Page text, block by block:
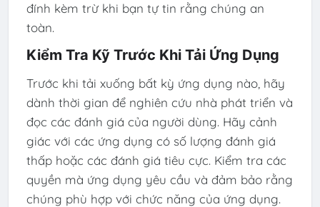
đính kèm trừ khi bạn tự tin rằng chúng an
toàn.
Kiểm Tra Kỹ Trước Khi Tải Ứng Dụng
Trước khi tải xuống bất kỳ ứng dụng nào, hãy
dành thời gian để nghiên cứu nhà phát triển và
đọc các đánh giá của người dùng. Hãy cảnh
giác với các ứng dụng có số lượng đánh giá
thấp hoặc các đánh giá tiêu cực. Kiểm tra các
quyền mà ứng dụng yêu cầu và đảm bảo rằng
chúng phù hợp với chức năng của ứng dụng.